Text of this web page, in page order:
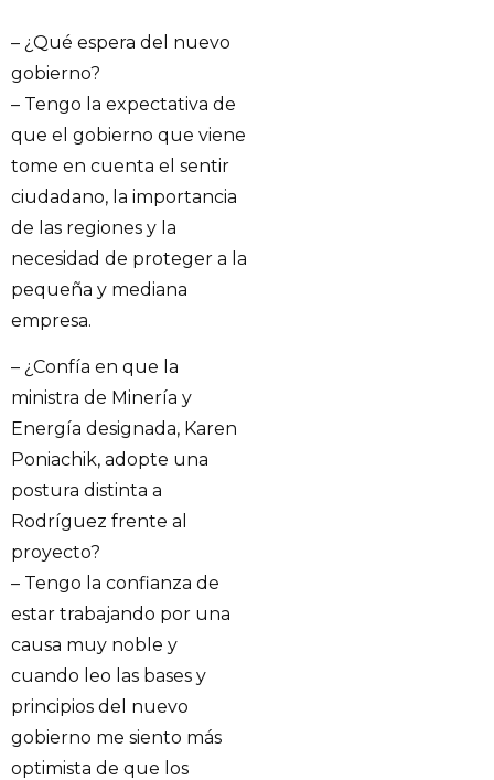
– ¿Qué espera del nuevo
gobierno?
– Tengo la expectativa de
que el gobierno que viene
tome en cuenta el sentir
ciudadano, la importancia
de las regiones y la
necesidad de proteger a la
pequeña y mediana
empresa.
– ¿Confía en que la
ministra de Minería y
Energía designada, Karen
Poniachik, adopte una
postura distinta a
Rodríguez frente al
proyecto?
– Tengo la confianza de
estar trabajando por una
causa muy noble y
cuando leo las bases y
principios del nuevo
gobierno me siento más
optimista de que los